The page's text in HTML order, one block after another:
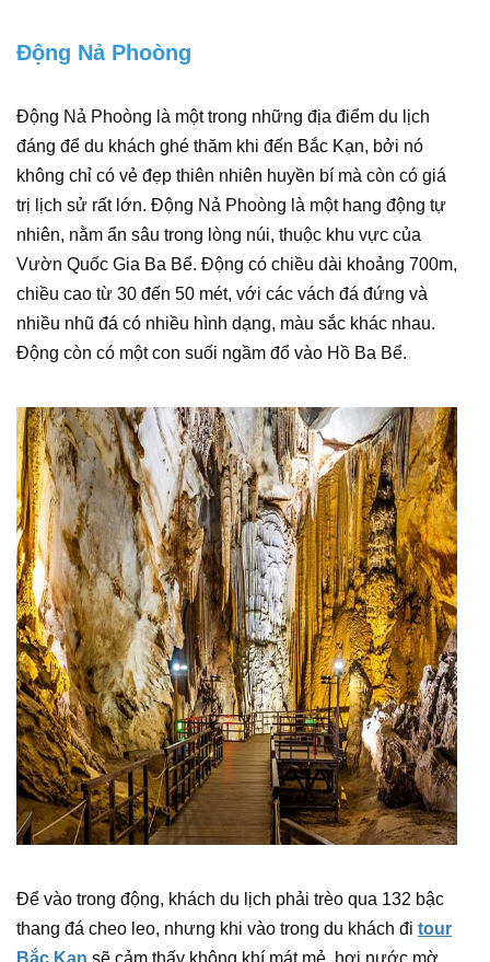
Động Nả Phoòng
Động Nả Phoòng là một trong những địa điểm du lịch
đáng để du khách ghé thăm khi đến Bắc Kạn, bởi nó
không chỉ có vẻ đẹp thiên nhiên huyền bí mà còn có giá
trị lịch sử rất lớn. Động Nả Phoòng là một hang động tự
nhiên, nằm ẩn sâu trong lòng núi, thuộc khu vực của
Vườn Quốc Gia Ba Bể. Động có chiều dài khoảng 700m,
chiều cao từ 30 đến 50 mét, với các vách đá đứng và
nhiều nhũ đá có nhiều hình dạng, màu sắc khác nhau.
Động còn có một con suối ngầm đổ vào Hồ Ba Bể.
Để vào trong động, khách du lịch phải trèo qua 132 bậc
thang đá cheo leo, nhưng khi vào trong du khách đi tour
Bắc Kạn sẽ cảm thấy không khí mát mẻ, hơi nước mờ